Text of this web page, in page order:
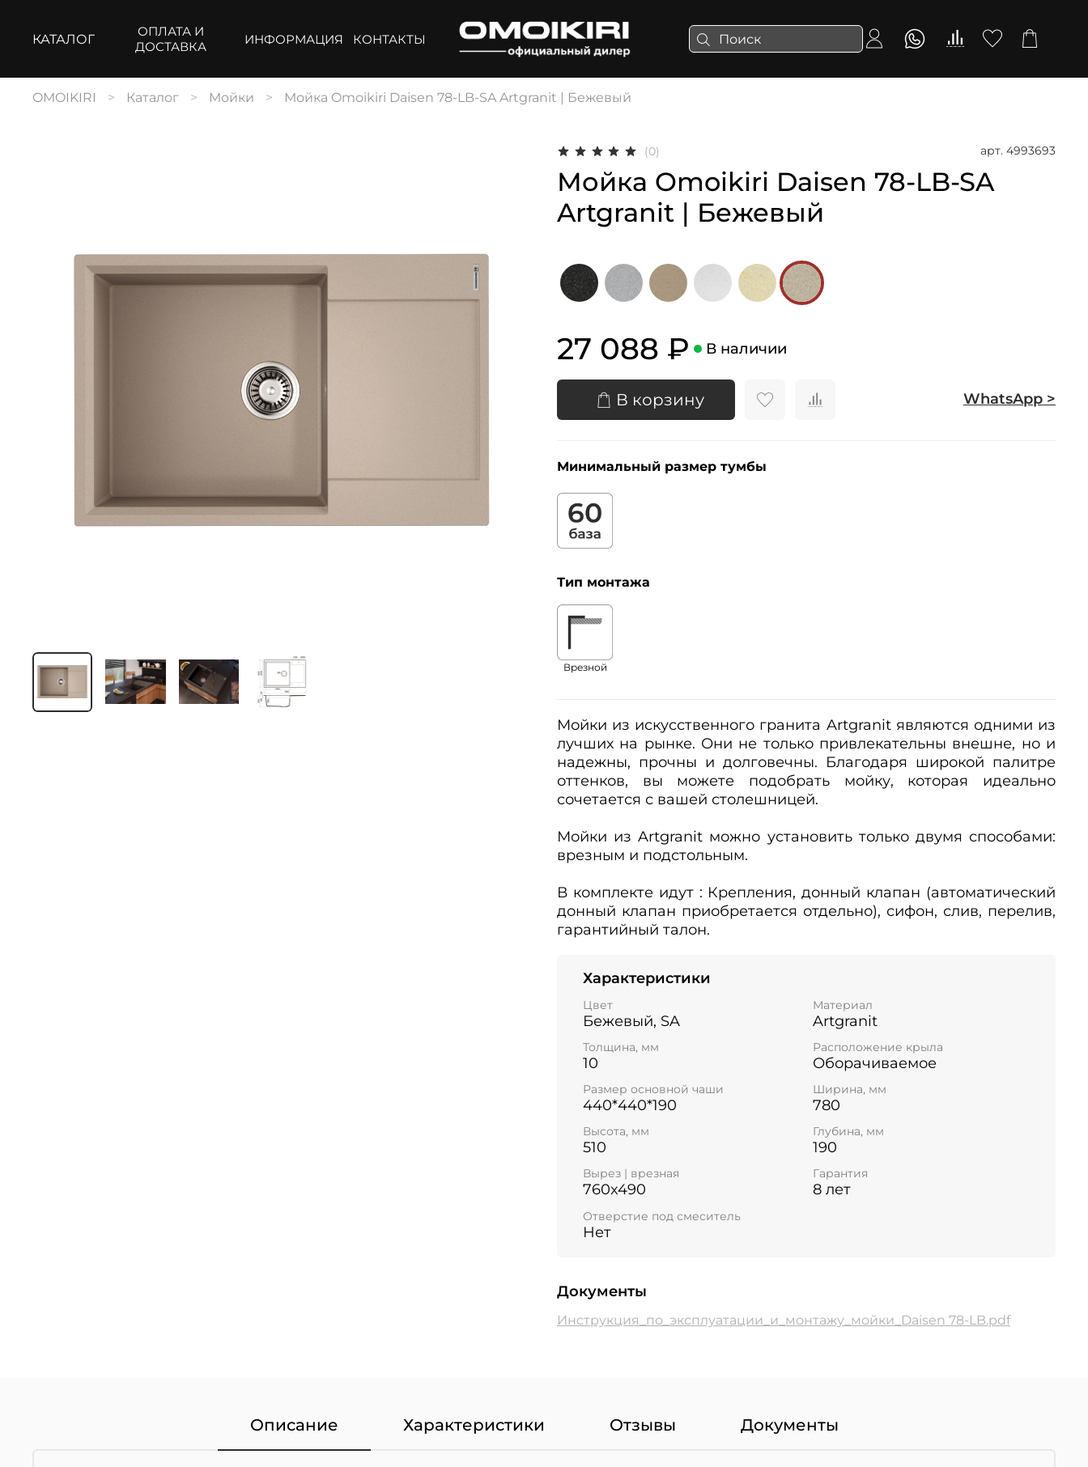
КАТАЛОГ
ОПЛАТА И
ДОСТАВКА
ИНФОРМАЦИЯ КОНТАКТЫ
OMOIKIRI Каталог Мойки Мойка Omoikiri Daisen 78-LB-SA Artgranit | Бежевый
(0) арт. 4993693
Мойка Omoikiri Daisen 78-LB-SA
Artgranit | Бежевый
27 088 ₽ В наличии
В корзину WhatsApp >
Минимальный размер тумбы
Тип монтажа
Врезной
Мойки из искусственного гранита Artgranit являются одними из
лучших на рынке. Они не только привлекательны внешне, но и
надежны, прочны и долговечны. Благодаря широкой палитре
оттенков, вы можете подобрать мойку, которая идеально
сочетается с вашей столешницей.
Мойки из Artgranit можно установить только двумя способами:
врезным и подстольным.
В комплекте идут : Крепления, донный клапан (автоматический
донный клапан приобретается отдельно), сифон, слив, перелив,
гарантийный талон.
Характеристики
Цвет
Бежевый, SA
Материал
Artgranit
Толщина, мм
10
Расположение крыла
Оборачиваемое
Размер основной чаши
440*440*190
Ширина, мм
780
Высота, мм
510
Глубина, мм
190
Вырез | врезная
760x490
Гарантия
8 лет
Отверстие под смеситель
Нет
Документы
Инструкция_по_эксплуатации_и_монтажу_мойки_Daisen 78-LB.pdf
Описание Характеристики Отзывы Документы